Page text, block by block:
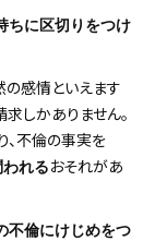
ちに区切りをつけ
の感情といえます
しかありません。
不倫の事実を
れるおそれがあ
不倫にけじめをつ